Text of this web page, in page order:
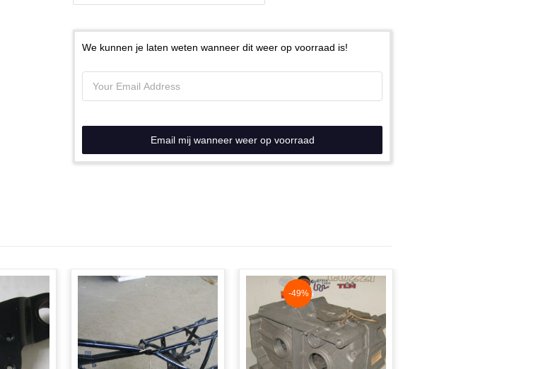
We kunnen je laten weten wanneer dit weer op voorraad is!
Email mij wanneer weer op voorraad
NaN%
-49%